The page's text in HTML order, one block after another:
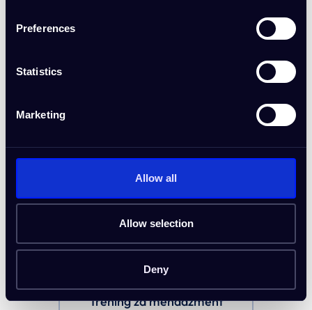
Preferences
Statistics
Marketing
Allow all
Allow selection
Deny
Trening za menadžment